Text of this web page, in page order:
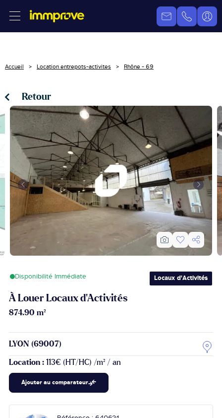
Accueil Location entrepots-activites Rhône - 69
Retour
Disponibilité Immédiate Locaux d'Activités
À Louer Locaux d'Activités
874.90 m²
LYON (69007)
Location : 113€ (HT/HC) /m² / an
Ajouter au comparateur